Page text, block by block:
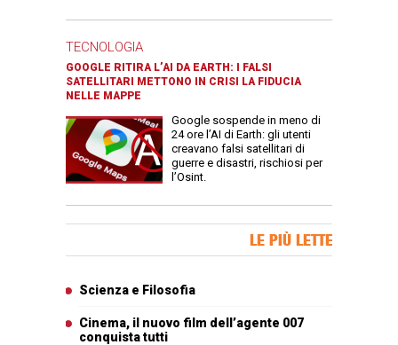
TECNOLOGIA
GOOGLE RITIRA L’AI DA EARTH: I FALSI
SATELLITARI METTONO IN CRISI LA FIDUCIA
NELLE MAPPE
Google sospende in meno di
24 ore l’AI di Earth: gli utenti
creavano falsi satellitari di
guerre e disastri, rischiosi per
l’Osint.
LE PIÙ LETTE
Scienza e Filosofia
Cinema, il nuovo film dell’agente 007
conquista tutti